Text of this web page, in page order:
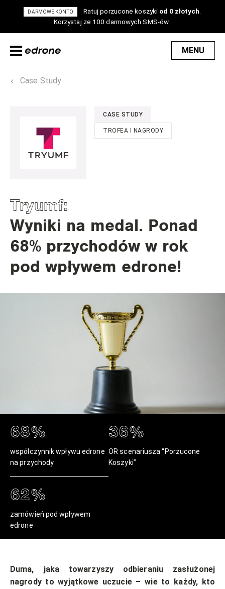
DARMOWE KONTO Ratuj porzucone koszyki od 0 złotych
Korzystaj ze 100 darmowych SMS-ów.
MENU
Case Study
CASE STUDY
TROFEA I NAGRODY
Tryumf:
Wyniki na medal. Ponad
68% przychodów w rok
pod wpływem edrone!
68%
współczynnik wpływu edrone
na przychody
36%
OR scenariusza “Porzucone
Koszyki”
62%
zamówień pod wpływem
edrone
Duma, jaka towarzyszy odbieraniu zasłużonej
nagrody to wyjątkowe uczucie – wie to każdy, kto